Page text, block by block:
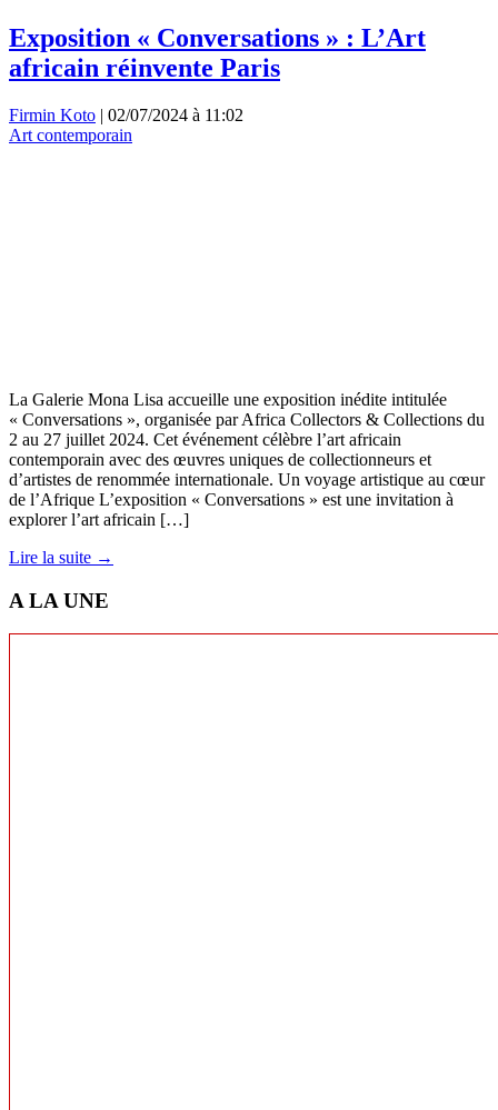
Exposition « Conversations » : L’Art
africain réinvente Paris
Firmin Koto | 02/07/2024 à 11:02
Art contemporain
La Galerie Mona Lisa accueille une exposition inédite intitulée
« Conversations », organisée par Africa Collectors & Collections du
2 au 27 juillet 2024. Cet événement célèbre l’art africain
contemporain avec des œuvres uniques de collectionneurs et
d’artistes de renommée internationale. Un voyage artistique au cœur
de l’Afrique L’exposition « Conversations » est une invitation à
explorer l’art africain […]
Lire la suite →
A LA UNE